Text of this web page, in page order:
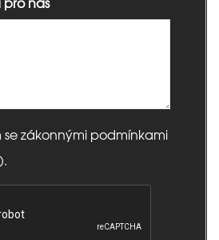
se zákonnými podmínkami
).